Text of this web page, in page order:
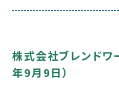
株式会社ブレンドワ
年9月9日）